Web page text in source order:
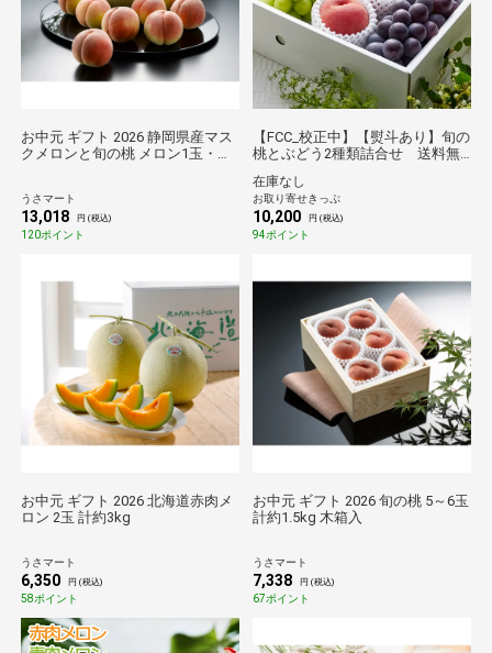
お中元 ギフト 2026 静岡県産マス
クメロンと旬の桃 メロン1玉・桃
うさマート
13,018 円 (税込)
120ポイント
【FCC_校正中】【熨斗あり】旬の
桃とぶどう2種類詰合せ 送料無
在庫なし
お取り寄せきっぷ
10,200 円 (税込)
94ポイント
お中元 ギフト 2026 北海道赤肉メ
ロン 2玉 計約3kg
うさマート
6,350 円 (税込)
58ポイント
お中元 ギフト 2026 旬の桃 5～6玉
計約1.5kg 木箱入
うさマート
7,338 円 (税込)
67ポイント